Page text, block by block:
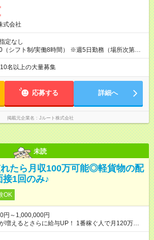
／週5日稼働 月
稼働 ＜モデルイメージ＞ ■月収50万
/江東区在住)※元建築関係 1日150個配達×25日勤務
式会社
定なし
（シフト制/実働8時間） ※週5日勤務（場所次第で
） ※配達状況によって時間外での勤務可能性有り ※
少の前後あり ※配達が完了次第、帰社OKです
名以上の大量募集
応募する 詳細へ
掲載元企業名 Jルート株式会社
未読
れたら月収100万可能◎軽貨物の配
1回のみ♪
OK
円～1,000,000円
増えるとさらに給与UP！ 1番稼ぐ人で月120万ほ